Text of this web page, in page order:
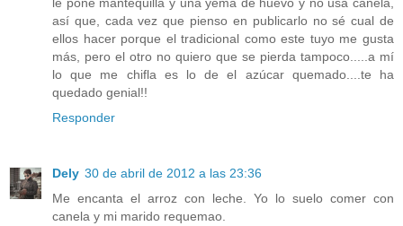
le pone mantequilla y una yema de huevo y no usa canela,
así que, cada vez que pienso en publicarlo no sé cual de
ellos hacer porque el tradicional como este tuyo me gusta
más, pero el otro no quiero que se pierda tampoco.....a mí
lo que me chifla es lo de el azúcar quemado....te ha
quedado genial!!
Responder
Dely 30 de abril de 2012 a las 23:36
Me encanta el arroz con leche. Yo lo suelo comer con
canela y mi marido requemao.